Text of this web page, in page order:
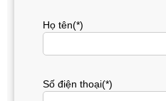
Họ tên(*)
Số điện thoại(*)